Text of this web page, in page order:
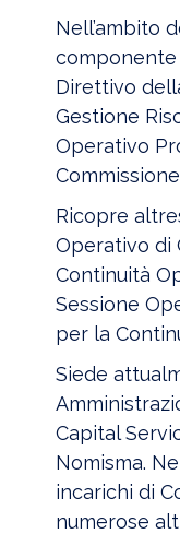
Nell’ambito
Direttivo
Gestione
Operativo
Ricopre
Operativo di
Continuità
Sessione
per la
Siede
Capital
Nomisma.
incarichi di
numerose